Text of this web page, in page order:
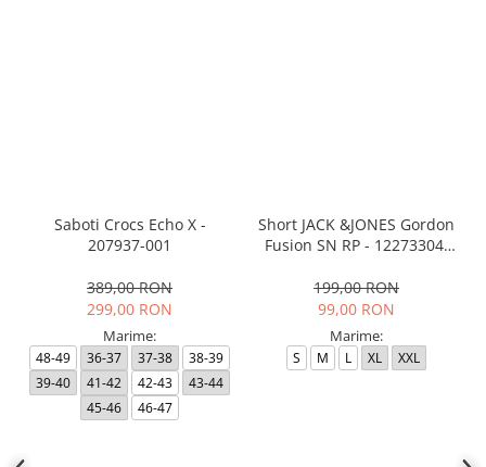
Saboti Crocs Echo X -
207937-001
389,00 RON
299,00 RON
Marime:
48-49 36-37 37-38
38-39
39-40
41-42 42-43
43-44
45-46
46-47
Short JACK &JONES Gordon
Fusion SN RP - 12273304-
199,00 RON
99,00 RON
Marime:
S M L XL XXL